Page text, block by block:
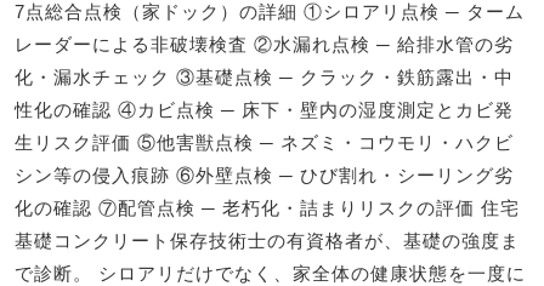
7点総合点検（家ドック）の詳細 ①シロアリ点検 ─ ターム
レーダーによる非破壊検査 ②水漏れ点検 ─ 給排水管の劣
化・漏水チェック ③基礎点検 ─ クラック・鉄筋露出・中
性化の確認 ④カビ点検 ─ 床下・壁内の湿度測定とカビ発
生リスク評価 ⑤他害獣点検 ─ ネズミ・コウモリ・ハクビ
シン等の侵入痕跡 ⑥外壁点検 ─ ひび割れ・シーリング劣
化の確認 ⑦配管点検 ─ 老朽化・詰まりリスクの評価 住宅
基礎コンクリート保存技術士の有資格者が、基礎の強度ま
で診断。 シロアリだけでなく、家全体の健康状態を一度に